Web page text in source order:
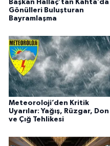
Başkan Hallaç’tan Kahta’da
Gönülleri Buluşturan
Bayramlaşma
Meteoroloji’den Kritik
Uyarılar: Yağış, Rüzgar, Don
ve Çığ Tehlikesi